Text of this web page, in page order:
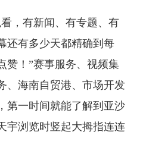
，有新闻、有专题、有
还有多少天都精确到每
赞！”赛事服务、视频集
、海南自贸港、市场开发
第一时间就能了解到亚沙
宇浏览时竖起大拇指连连